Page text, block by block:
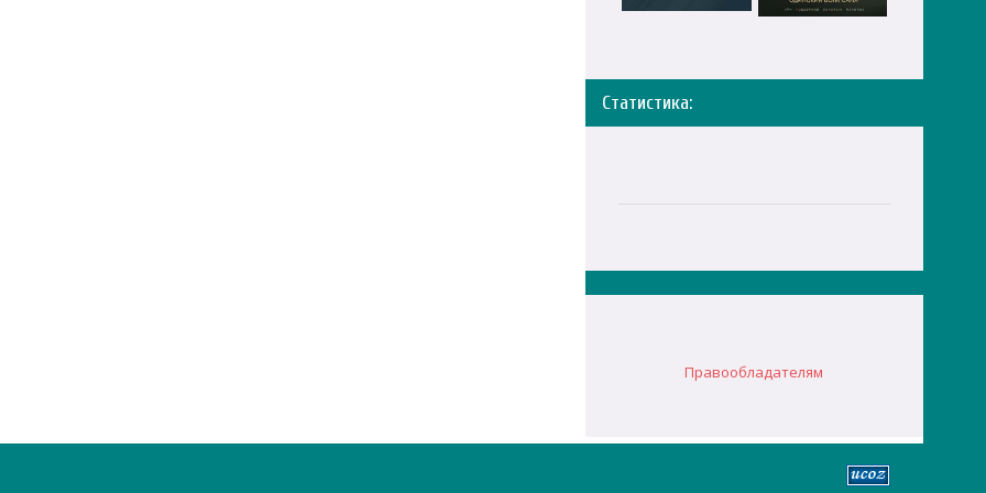
Статистика:
Правообладателям